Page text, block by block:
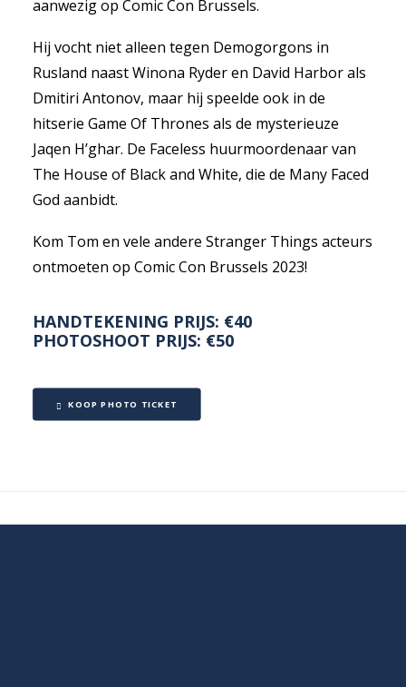
aanwezig op Comic Con Brussels.
Hij vocht niet alleen tegen Demogorgons in
Rusland naast Winona Ryder en David Harbor als
Dmitiri Antonov, maar hij speelde ook in de
hitserie Game Of Thrones als de mysterieuze
Jaqen H’ghar. De Faceless huurmoordenaar van
The House of Black and White, die de Many Faced
God aanbidt.
Kom Tom en vele andere Stranger Things acteurs
ontmoeten op Comic Con Brussels 2023!
HANDTEKENING PRIJS: €40
PHOTOSHOOT PRIJS: €50
KOOP PHOTO TICKET